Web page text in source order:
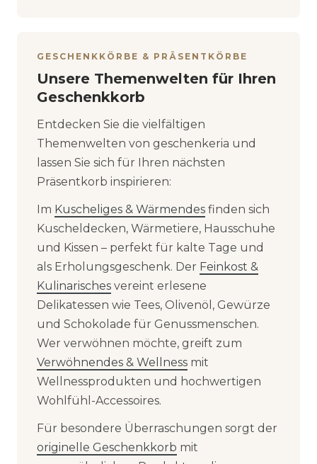
GESCHENKKÖRBE & PRÄSENTKÖRBE
Unsere Themenwelten für Ihren
Geschenkkorb
Entdecken Sie die vielfältigen
Themenwelten von geschenkeria und
lassen Sie sich für Ihren nächsten
Präsentkorb inspirieren:
Im Kuscheliges & Wärmendes finden sich
Kuscheldecken, Wärmetiere, Hausschuhe
und Kissen – perfekt für kalte Tage und
als Erholungsgeschenk. Der Feinkost &
Kulinarisches vereint erlesene
Delikatessen wie Tees, Olivenöl, Gewürze
und Schokolade für Genussmenschen.
Wer verwöhnen möchte, greift zum
Verwöhnendes & Wellness mit
Wellnessprodukten und hochwertigen
Wohlfühl-Accessoires.
Für besondere Überraschungen sorgt der
originelle Geschenkkorb mit